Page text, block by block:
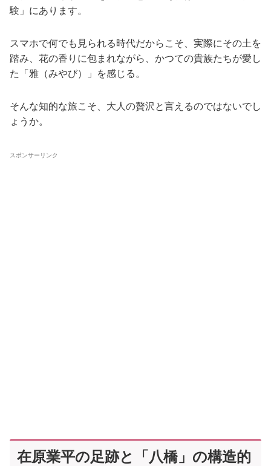
験」にあります。
スマホで何でも見られる時代だからこそ、実際にその土を
踏み、花の香りに包まれながら、かつての貴族たちが愛し
た「雅（みやび）」を感じる。
そんな知的な旅こそ、大人の贅沢と言えるのではないでし
ょうか。
スポンサーリンク
在原業平の足跡と「八橋」の構造的